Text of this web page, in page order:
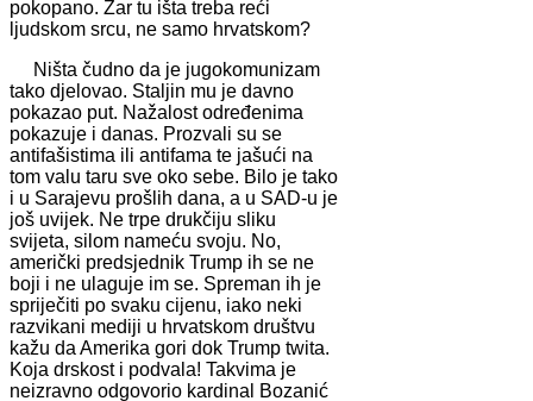
pokopano. Zar tu išta treba reći
ljudskom srcu, ne samo hrvatskom?
Ništa čudno da je jugokomunizam
tako djelovao. Staljin mu je davno
pokazao put. Nažalost određenima
pokazuje i danas. Prozvali su se
antifašistima ili antifama te jašući na
tom valu taru sve oko sebe. Bilo je tako
i u Sarajevu prošlih dana, a u SAD-u je
još uvijek. Ne trpe drukčiju sliku
svijeta, silom nameću svoju. No,
američki predsjednik Trump ih se ne
boji i ne ulaguje im se. Spreman ih je
spriječiti po svaku cijenu, iako neki
razvikani mediji u hrvatskom društvu
kažu da Amerika gori dok Trump twita.
Koja drskost i podvala! Takvima je
neizravno odgovorio kardinal Bozanić